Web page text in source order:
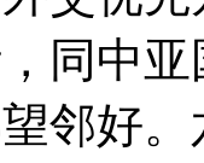
同中
邻好